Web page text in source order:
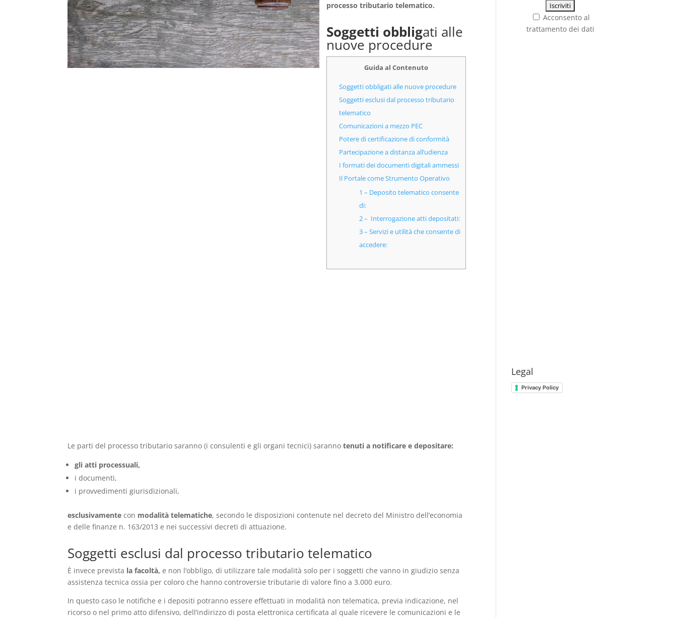
processo tributario telematico.
Soggetti obbligati alle
nuove procedure
Guida al Contenuto
Soggetti obbligati alle nuove procedure
Soggetti esclusi dal processo tributario
telematico
Comunicazioni a mezzo PEC
Potere di certificazione di conformità
Partecipazione a distanza all’udienza
I formati dei documenti digitali ammessi
Il Portale come Strumento Operativo
1 – Deposito telematico consente
di:
2 – Interrogazione atti depositati:
3 – Servizi e utilità che consente di
accedere:
Le parti del processo tributario saranno (i consulenti e gli organi tecnici) sarannotenuti a notificare e depositare:
gli atti processuali,
i documenti,
i provvedimenti giurisdizionali,
esclusivamente con modalità telematiche, secondo le disposizioni contenute nel decreto del Ministro dell’economia
e delle finanze n. 163/2013 e nei successivi decreti di attuazione.
Soggetti esclusi dal processo tributario telematico
È invece prevista la facoltà, e non l’obbligo, di utilizzare tale modalità solo per i soggetti che vanno in giudizio senza
assistenza tecnica ossia per coloro che hanno controversie tributarie di valore fino a 3.000 euro.
In questo caso le notifiche e i depositi potranno essere effettuati in modalità non telematica, previa indicazione, nel
ricorso o nel primo atto difensivo, dell’indirizzo di posta elettronica certificata al quale ricevere le comunicazioni e le
Acconsento al
trattamento dei dati
Legal
Privacy Policy